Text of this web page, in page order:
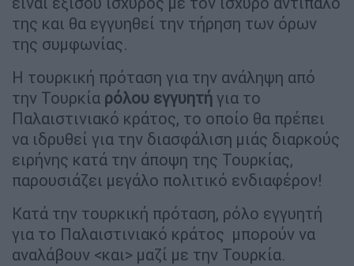
της και θα εγγυηθεί την τήρηση των όρων
της συμφωνίας.
Η τουρκική πρόταση για την ανάληψη από
την Τουρκία ρόλου εγγυητή για το
Παλαιστινιακό κράτος, το οποίο θα πρέπει
να ιδρυθεί για την διασφάλιση μιάς διαρκούς
ειρήνης κατά την άποψη της Τουρκίας,
παρουσιάζει μεγάλο πολιτικό ενδιαφέρον!
Κατά την τουρκική πρόταση, ρόλο εγγυητή
για το Παλαιστινιακό κράτος μπορούν να
αναλάβουν <και> μαζί με την Τουρκία.